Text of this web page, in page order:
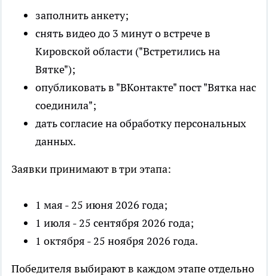
заполнить анкету;
снять видео до 3 минут о встрече в
Кировской области ("Встретились на
Вятке");
опубликовать в "ВКонтакте" пост "Вятка нас
соединила";
дать согласие на обработку персональных
данных.
Заявки принимают в три этапа:
1 мая - 25 июня 2026 года;
1 июля - 25 сентября 2026 года;
1 октября - 25 ноября 2026 года.
Победителя выбирают в каждом этапе отдельно